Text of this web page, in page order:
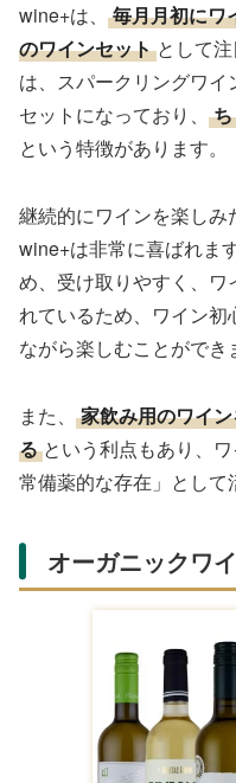
wine+は、
毎月月初にワ
のワインセット として
は、スパークリングワ
セットになっており、
という特徴があります。
継続的にワインを楽しみ
wine+は非常に喜ばれま
め、受け取りやすく、ワ
れているため、ワイン
ながら楽しむことができ
また、
家飲み用のワイ
る という利点もあり、
常備薬的な存在」として
オーガニックワ